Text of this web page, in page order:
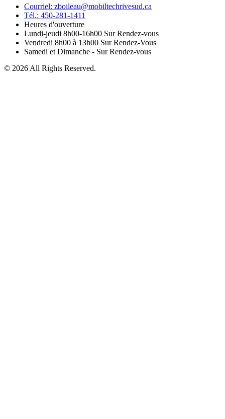
Courriel: zboileau@mobiltechrivesud.ca
Tél.: 450-281-1411
Heures d'ouverture
Lundi-jeudi 8h00-16h00 Sur Rendez-vous
Vendredi 8h00 à 13h00 Sur Rendez-Vous
Samedi et Dimanche - Sur Rendez-vous
© 2026 All Rights Reserved.